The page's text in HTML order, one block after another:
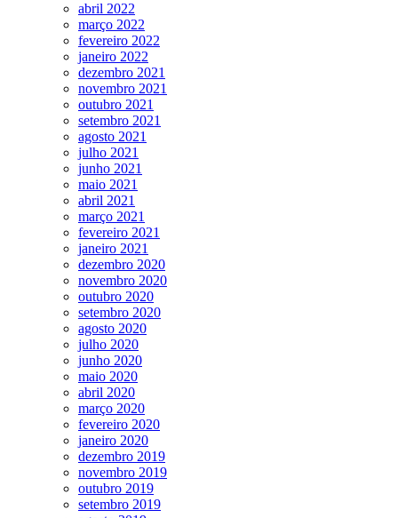
abril 2022
março 2022
fevereiro 2022
janeiro 2022
dezembro 2021
novembro 2021
outubro 2021
setembro 2021
agosto 2021
julho 2021
junho 2021
maio 2021
abril 2021
março 2021
fevereiro 2021
janeiro 2021
dezembro 2020
novembro 2020
outubro 2020
setembro 2020
agosto 2020
julho 2020
junho 2020
maio 2020
abril 2020
março 2020
fevereiro 2020
janeiro 2020
dezembro 2019
novembro 2019
outubro 2019
setembro 2019